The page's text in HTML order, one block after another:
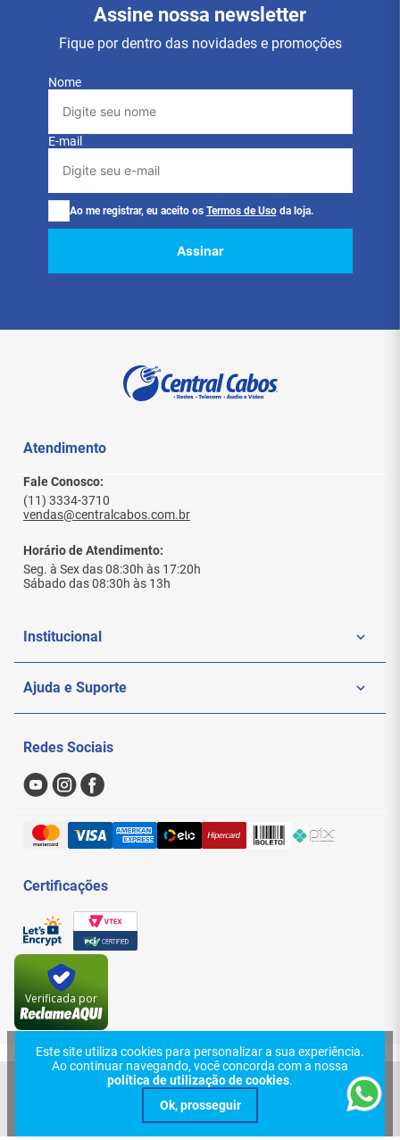
Este site utiliza cookies para personalizar a sua experiência.
Ao continuar navegando, você concorda com a nossa
política de utilização de cookies.
Assine nossa newsletter
Fique por dentro das novidades e promoções
Nome
E-mail
Ao me registrar, eu aceito os Termos de Uso da loja.
Assinar
Atendimento
Fale Conosco:
(11) 3334-3710
vendas@centralcabos.com.br
Horário de Atendimento:
Seg. à Sex das 08:30h às 17:20h
Sábado das 08:30h às 13h
Institucional
Quem Somos
Nossas Lojas
Formas de Pagamento
Trocas e Devoluções
Ajuda e Suporte
Sac
Redes Sociais
Certificações
Verificada por
© 2024, Central Cabos Com. Conex. Elet. Ltda - Eireli. Todos os direitos
reservados. Rua Aurora, 154 - Santa Efigênia - São Paulo - SP. CEP: